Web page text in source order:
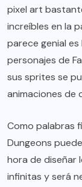
pixel art
increíbles en la
parece genial
personajes de
sus sprites se
animaciones de
Como palabras
Dungeons
hora de diseñar
infinitas y será